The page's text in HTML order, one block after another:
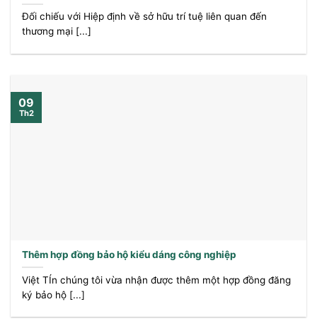
Đối chiếu với Hiệp định về sở hữu trí tuệ liên quan đến
thương mại [...]
Thêm hợp đồng bảo hộ kiểu dáng công nghiệp
Việt TÍn chúng tôi vừa nhận được thêm một hợp đồng đăng
ký bảo hộ [...]
09
Th2